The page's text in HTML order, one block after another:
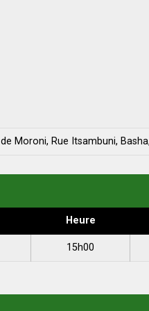
Moroni, Rue Itsambuni,
Heure
15h00